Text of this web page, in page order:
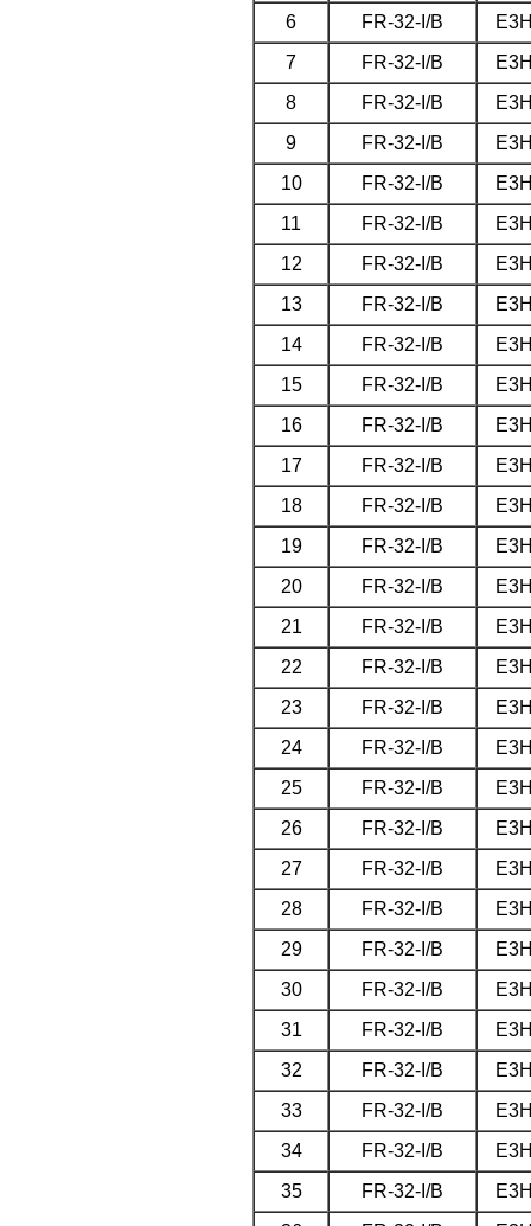
6
FR-32-I/B
7
FR-32-I/B
8
FR-32-I/B
9
FR-32-I/B
10
FR-32-I/B
11
FR-32-I/B
12
FR-32-I/B
13
FR-32-I/B
14
FR-32-I/B
15
FR-32-I/B
16
FR-32-I/B
17
FR-32-I/B
18
FR-32-I/B
19
FR-32-I/B
20
FR-32-I/B
21
FR-32-I/B
22
FR-32-I/B
23
FR-32-I/B
24
FR-32-I/B
25
FR-32-I/B
26
FR-32-I/B
27
FR-32-I/B
28
FR-32-I/B
29
FR-32-I/B
30
FR-32-I/B
31
FR-32-I/B
32
FR-32-I/B
33
FR-32-I/B
34
FR-32-I/B
35
FR-32-I/B